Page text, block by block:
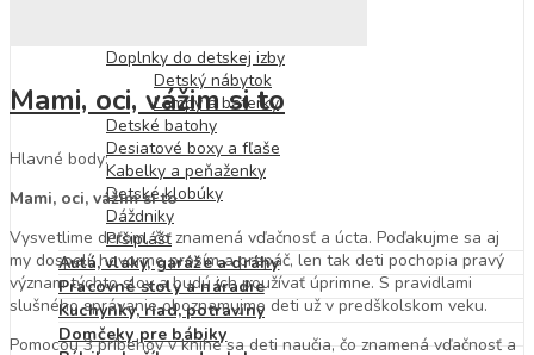
Doplnky do detskej izby
Detský nábytok
Lampy a baterky
Detské batohy
Desiatové boxy a fľaše
Kabelky a peňaženky
Detské klobúky
Dáždniky
Pršiplášť
Autá, vlaky, garáže a dráhy
Pracovné stoly a náradie
Kuchynky, riad, potraviny
Domčeky pre bábiky
Mami, oci, vážim si to
Hlavné body:
Mami, oci, vážim si to
Vysvetlime deťom, čo znamená vďačnosť a úcta. Poďakujme sa aj
my dospelí, hovorme prosím a prepáč, len tak deti pochopia pravý
význam týchto slov a budú ich používať úprimne. S pravidlami
slušného správanie oboznamujme deti už v predškolskom veku.
Pomocou 3 príbehov v knihe sa deti naučia, čo znamená vďačnosť a